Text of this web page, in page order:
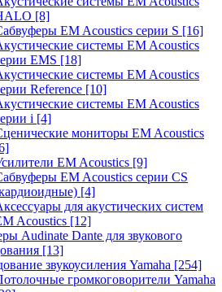
[8]
EM Acoustics серии S [16]
системы EM Acoustics
EMS [18]
системы EM Acoustics
Reference [10]
системы EM Acoustics
i [4]
мониторы EM Acoustics
EM Acoustics [9]
EM Acoustics серии CS
[4]
для акустических систем
Acoustics [12]
Audinate Dante для звукового
[13]
звукоусиления Yamaha [254]
громкоговорители Yamaha